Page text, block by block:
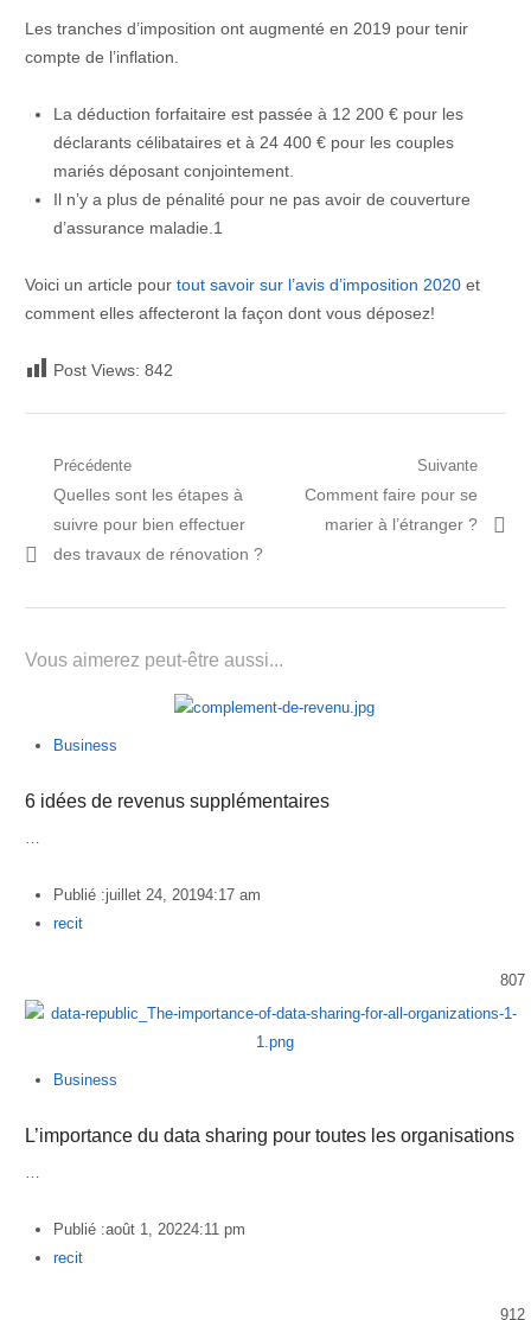
Les tranches d’imposition ont augmenté en 2019 pour tenir
compte de l’inflation.
La déduction forfaitaire est passée à 12 200 € pour les
déclarants célibataires et à 24 400 € pour les couples
mariés déposant conjointement.
Il n’y a plus de pénalité pour ne pas avoir de couverture
d’assurance maladie.1
Voici un article pour tout savoir sur l’avis d’imposition 2020et
comment elles affecteront la façon dont vous déposez!
Post Views: 842
Navigation
l’article
Précédente
Post
précédent:
Quelles sont les étapes à
suivre pour bien effectuer
des travaux de rénovation ?
Suivante
Prochain
article:
Comment faire pour se
marier à l’étranger ?
Vous aimerez peut-être aussi...
Business
6 idées de revenus supplémentaires
…
Publié :juillet 24, 20194:17 am
Author
recit
807
Business
L’importance du data sharing pour toutes les organisations
…
Publié :août 1, 20224:11 pm
Author
recit
912